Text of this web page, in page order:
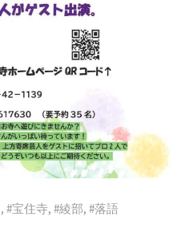
, #宝住寺, #綾部, #落語